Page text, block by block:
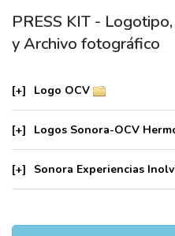
PRESS KIT -
y Archivo fotográfico
Logo OCV
[+]
Logos Sonora-OCV
[+]
Sonora Experiencias
[+]